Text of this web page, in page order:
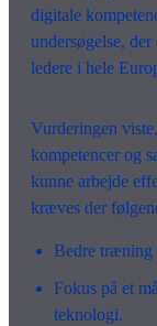
digitale
undersøgelse,
ledere i hele
Vurderingen
kompetencer og
kunne arbejde
kræves der
Bedre træning
Fokus på et
teknologi.